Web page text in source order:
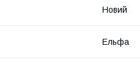
Новий
Ельфа